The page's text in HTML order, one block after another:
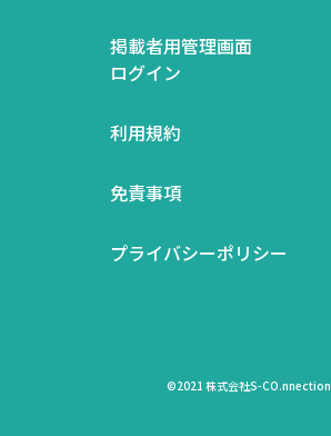
掲載者用管理画面
ログイン
利用規約
免責事項
プライバシーポリシー
©2021 株式会社S-CO.nnection